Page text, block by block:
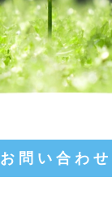
お問い合わせ